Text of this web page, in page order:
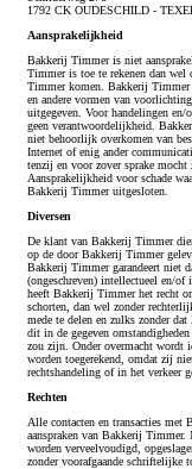
1792 CK OUDESCHILD -
Aansprakelijkheid
Bakkerij Timmer is niet
Timmer is toe te rekenen dan
Timmer komen. Bakkerij Timmer
en andere vormen van
uitgegeven. Voor handelingen
geen verantwoordelijkheid.
niet behoorlijk overkomen van
Internet of enig ander
tenzij en voor zover sprake
Aansprakelijkheid voor schade
Bakkerij Timmer uitgesloten.
Diversen
De klant van Bakkerij Timmer
op de door Bakkerij Timmer
Bakkerij Timmer garandeert niet
(ongeschreven) intellectueel en/of
heeft Bakkerij Timmer het recht
schorten, dan wel zonder
mede te delen en zulks zonder
dit in de gegeven
zou zijn. Onder overmacht wordt
worden toegerekend, omdat zij
rechtshandeling of in het verkeer
Rechten
Alle contacten en transacties met
aanspraken van Bakkerij
worden verveelvoudigd,
zonder voorafgaande schriftelijke